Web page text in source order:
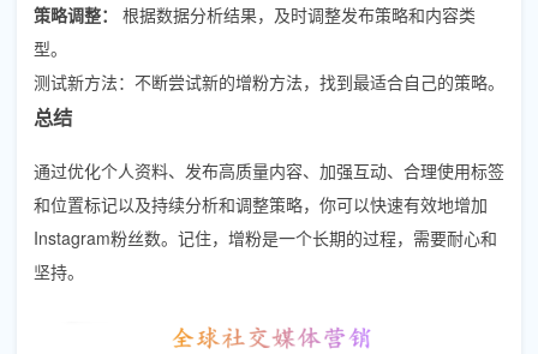
策略调整：
根据数据分析结果，及时调整发布策略和内容类
型。
测试新方法：不断尝试新的增粉方法，找到最适合自己的策略。
总结
通过优化个人资料、发布高质量内容、加强互动、合理使用标签
和位置标记以及持续分析和调整策略，你可以快速有效地增加
Instagram粉丝数。记住，增粉是一个长期的过程，需要耐心和
坚持。